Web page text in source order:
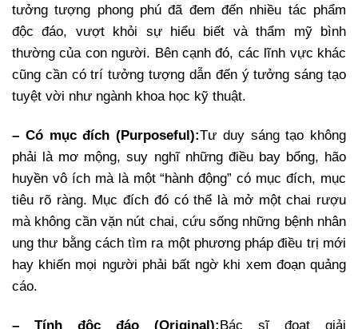
tưởng tượng phong phú đã đem đến nhiều tác phẩm
độc đáo, vượt khỏi sự hiểu biết và thẩm mỹ bình
thường của con người. Bên cạnh đó, các lĩnh vực khác
cũng cần có trí tưởng tượng dẫn đến ý tưởng sáng tạo
tuyệt vời như ngành khoa học kỹ thuật.
– Có mục đích (Purposeful):Tư duy sáng tạo không
phải là mơ mộng, suy nghĩ những điều bay bổng, hão
huyền vô ích mà là một “hành động” có mục đích, mục
tiêu rõ ràng. Mục đích đó có thể là mở một chai rượu
mà không cần vặn nút chai, cứu sống những bệnh nhân
ung thư bằng cách tìm ra một phương pháp điều trị mới
hay khiến mọi người phải bất ngờ khi xem đoạn quảng
cáo.
– Tính độc đáo (Original):Bác sĩ đoạt giải